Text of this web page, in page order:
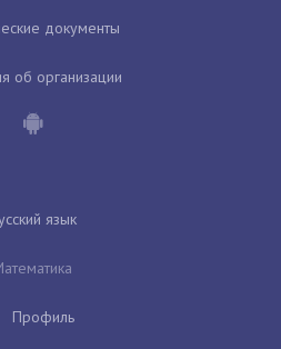
документы
об организации
язык
Профиль